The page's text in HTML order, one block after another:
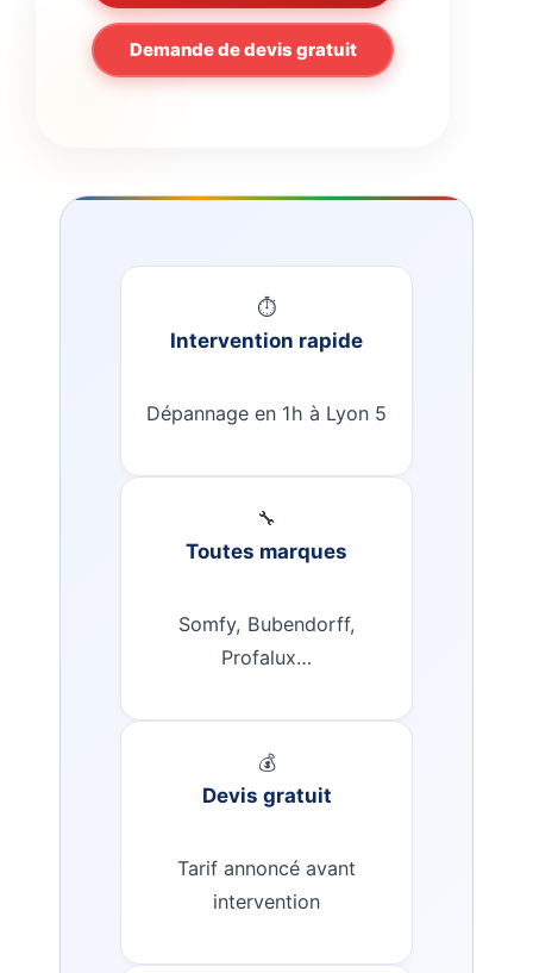
Demande de devis gratuit
⏱
Intervention rapide
Dépannage en 1h à Lyon 5
🔧
Toutes marques
Somfy, Bubendorff,
Profalux…
💰
Devis gratuit
Tarif annoncé avant
intervention